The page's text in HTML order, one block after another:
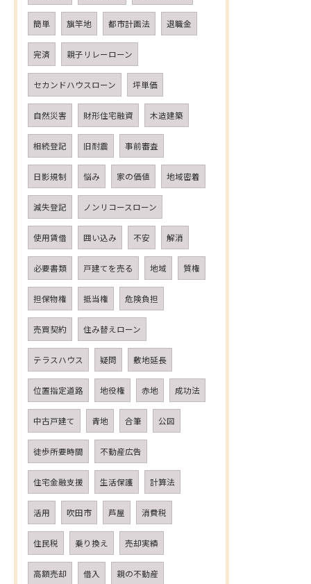
簡単 旗竿地 都市計画法 退職金
完済 親子リレーローン
セカンドハウスローン 坪単価
自然災害 財形住宅融資 木造建築
相続登記 旧耐震 事前審査
日影規制 悩み 家の価値 地域密着
減失登記 ノンリコースローン
使用賃借 囲い込み 不安 解消
必要書類 戸建てを売る 地域 質権
担保物権 抵当権 危険負担
売買契約 住み替えローン
テラスハウス 疑問 敷地延長
位置指定道路 地役権 赤地 成功法
中古戸建て 青地 合筆 公図
徒歩所要時間 不動産広告
住宅金融支援 生活保護 計算法
活用 吹田市 芦屋 消費税
住民税 乗り換え 売却実績
高額売却 借入 親の不動産